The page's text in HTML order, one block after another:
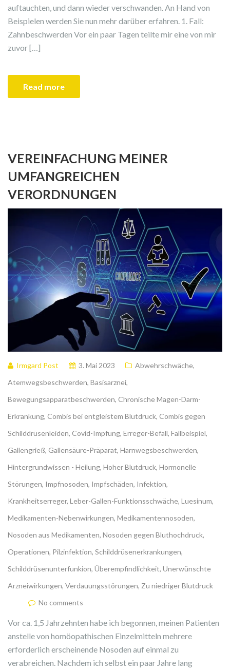
auftauchten, und dann wieder verschwanden. An Hand von
Beispielen werden Sie nun mehr darüber erfahren. 1. Fall:
Zahnbeschwerden Vor ein paar Tagen teilte mir eine von mir
zuvor […]
Read more
VEREINFACHUNG MEINER
UMFANGREICHEN
VERORDNUNGEN
Irmgard Post 3. Mai 2023 Abwehrschwäche,
Atemwegsbeschwerden, Basisarznei,
Bewegungsapparatbeschwerden, Chronische Magen-Darm-
Erkrankung, Combis bei entgleistem Blutdruck, Combis gegen
Schilddrüsenleiden, Covid-Impfung, Erreger-Befall, Fallbeispiel,
Gallengrieß, Gallensäure-Präparat, Harnwegsbeschwerden,
Hintergrundwissen - Heilung, Hoher Blutdruck, Hormonelle
Störungen, Impfnosoden, Impfschäden, Infektion,
Krankheitserreger, Leber-Gallen-Funktionsschwäche, Luesinum,
Medikamenten-Nebenwirkungen, Medikamentennosoden,
Nosoden aus Medikamenten, Nosoden gegen Bluthochdruck,
Operationen, Pilzinfektion, Schilddrüsenerkrankungen,
Schilddrüsenunterfunkion, Überempfindlichkeit, Unerwünschte
Arzneiwirkungen, Verdauungsstörungen, Zu niedriger Blutdruck
No comments
Vor ca. 1,5 Jahrzehnten habe ich begonnen, meinen Patienten
anstelle von homöopathischen Einzelmitteln mehrere
erforderlich erscheinende Nosoden auf einmal zu
verabreichen. Nachdem ich selbst ein paar Jahre lang